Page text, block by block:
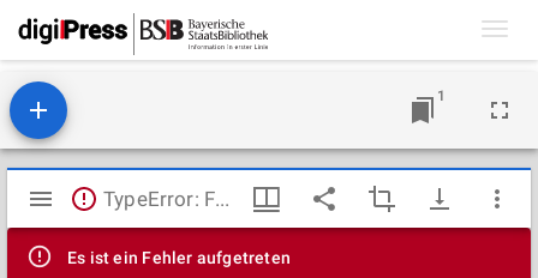
1
Mirador
Viewer
TypeError: Failed to fetch
Es ist ein Fehler aufgetreten